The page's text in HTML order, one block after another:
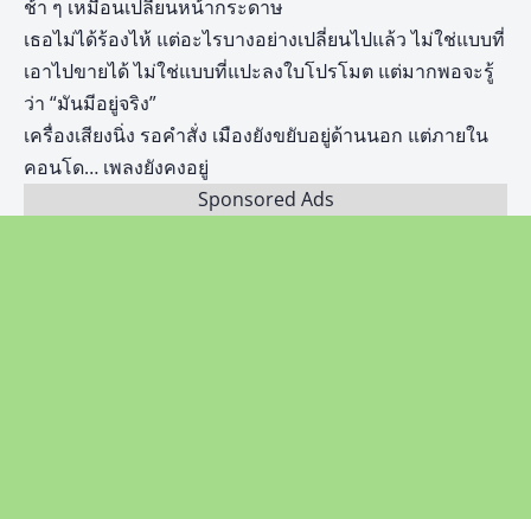
ช้า ๆ เหมือนเปลี่ยนหน้ากระดาษ
เธอไม่ได้ร้องไห้ แต่อะไรบางอย่างเปลี่ยนไปแล้ว ไม่ใช่แบบที่
เอาไปขายได้ ไม่ใช่แบบที่แปะลงใบโปรโมต แต่มากพอจะรู้
ว่า “มันมีอยู่จริง”
เครื่องเสียงนิ่ง รอคำสั่ง เมืองยังขยับอยู่ด้านนอก แต่ภายใน
คอนโด… เพลงยังคงอยู่
Sponsored Ads